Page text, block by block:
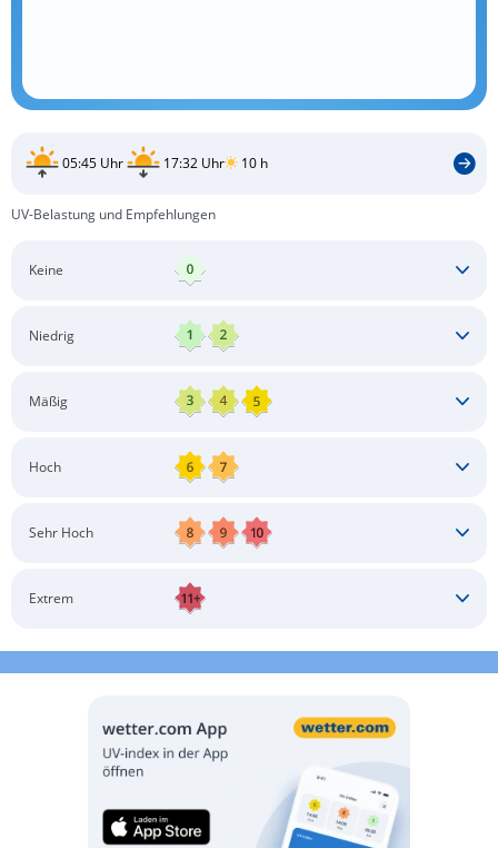
05:45 Uhr 17:32 Uhr 10 h
UV-Belastung und Empfehlungen
Keine
Niedrig
Mäßig
Langärmlige Bekleidung
Hoch
Langärmlige Bekleidung
Sonnenbrille
Sehr Hoch
Langärmlige Bekleidung
Extrem